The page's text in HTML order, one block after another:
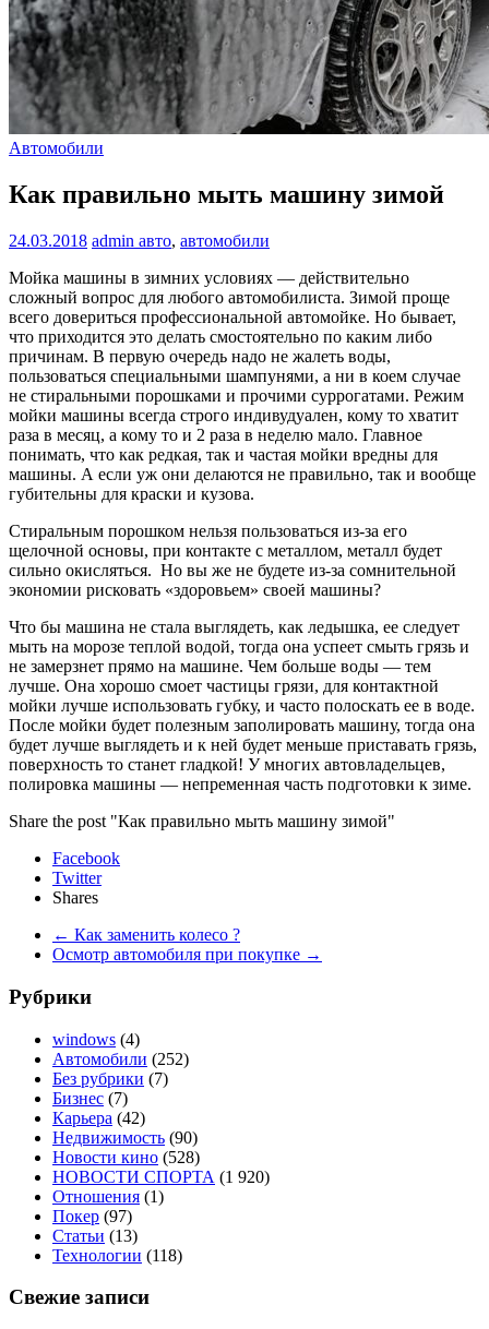
Автомобили
Как правильно мыть машину зимой
24.03.2018 admin авто, автомобили
Мойка машины в зимних условиях — действительно
сложный вопрос для любого автомобилиста. Зимой проще
всего довериться профессиональной автомойке. Но бывает,
что приходится это делать смостоятельно по каким либо
причинам. В первую очередь надо не жалеть воды,
пользоваться специальными шампунями, а ни в коем случае
не стиральными порошками и прочими суррогатами. Режим
мойки машины всегда строго индивудуален, кому то хватит
раза в месяц, а кому то и 2 раза в неделю мало. Главное
понимать, что как редкая, так и частая мойки вредны для
машины. А если уж они делаются не правильно, так и вообще
губительны для краски и кузова.
Стиральным порошком нельзя пользоваться из-за его
щелочной основы, при контакте с металлом, металл будет
сильно окисляться. Но вы же не будете из-за сомнительной
экономии рисковать «здоровьем» своей машины?
Что бы машина не стала выглядеть, как ледышка, ее следует
мыть на морозе теплой водой, тогда она успеет смыть грязь и
не замерзнет прямо на машине. Чем больше воды — тем
лучше. Она хорошо смоет частицы грязи, для контактной
мойки лучше использовать губку, и часто полоскать ее в воде.
После мойки будет полезным заполировать машину, тогда она
будет лучше выглядеть и к ней будет меньше приставать грязь,
поверхность то станет гладкой! У многих автовладельцев,
полировка машины — непременная часть подготовки к зиме.
Share the post "Как правильно мыть машину зимой"
Facebook
Twitter
Shares
← Как заменить колесо ?
Осмотр автомобиля при покупке →
Рубрики
windows (4)
Автомобили (252)
Без рубрики (7)
Бизнес (7)
Карьера (42)
Недвижимость (90)
Новости кино (528)
НОВОСТИ СПОРТА (1 920)
Отношения (1)
Покер (97)
Статьи (13)
Технологии (118)
Свежие записи